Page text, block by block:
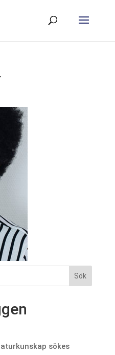
sökes